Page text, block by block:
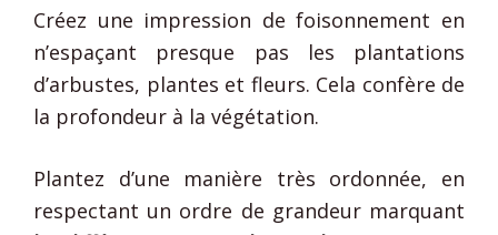
Créez une impression de foisonnement en
n’espaçant presque pas les plantations
d’arbustes, plantes et fleurs. Cela confère de
la profondeur à la végétation.
Plantez d’une manière très ordonnée, en
respectant un ordre de grandeur marquant